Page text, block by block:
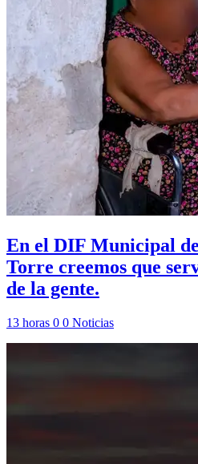
En el DIF Municipal
Torre creemos que
de la gente.
13 horas 0 0 Noticias